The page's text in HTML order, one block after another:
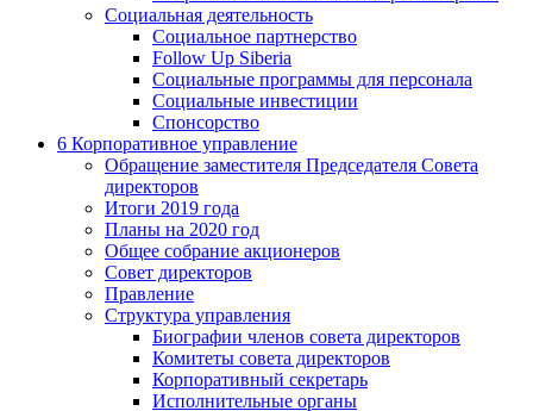
Социальная деятельность
Социальное партнерство
Follow Up Siberia
Социальные программы для персонала
Социальные инвестиции
Спонсорство
6 Корпоративное управление
Обращение заместителя Председателя Совета
директоров
Итоги 2019 года
Планы на 2020 год
Общее собрание акционеров
Совет директоров
Правление
Структура управления
Биографии членов совета директоров
Комитеты совета директоров
Корпоративный секретарь
Исполнительные органы